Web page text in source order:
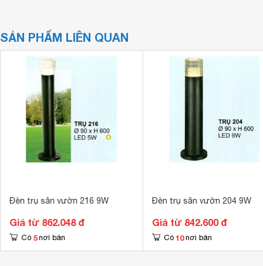
SẢN PHẨM LIÊN QUAN
Đèn trụ sân vườn 216 9W
Giá từ 862.048 đ
Có 5 nơi bán
Đèn trụ sân vườn 204 9W
Giá từ 842.600 đ
Có 10 nơi bán